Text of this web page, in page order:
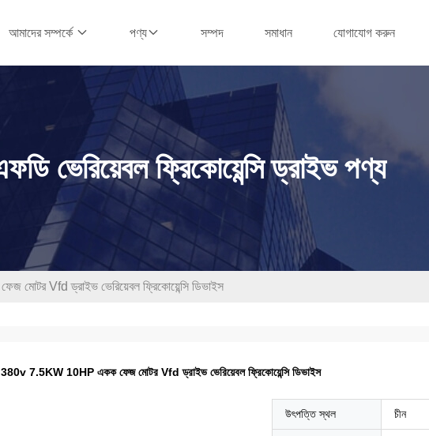
আমাদের সম্পর্কে পণ্য সম্পদ সমাধান যোগাযোগ করুন
ভেরিয়েবল ফ্রিকোয়েন্সি ড্রাইভ পণ্য
Vfd ড্রাইভ ভেরিয়েবল ফ্রিকোয়েন্সি ডিভাইস
7.5KW 10HP একক ফেজ মোটর Vfd ড্রাইভ ভেরিয়েবল ফ্রিকোয়েন্সি ডিভাইস
উৎপত্তি স্থল চীন